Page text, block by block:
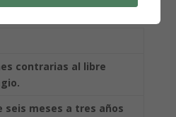
contrarias al libre
seis meses a tres años